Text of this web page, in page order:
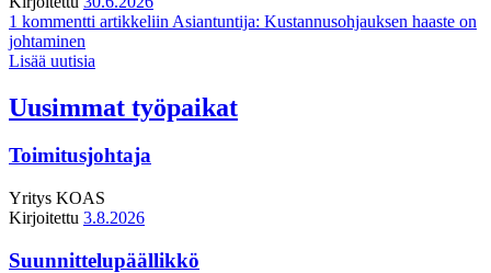
1 kommentti artikkeliin Asiantuntija: Kustannusohjauksen haaste on
johtaminen
Lisää uutisia
Uusimmat työpaikat
Toimitusjohtaja
Yritys KOAS
Kirjoitettu 3.8.2026
Suunnittelupäällikkö